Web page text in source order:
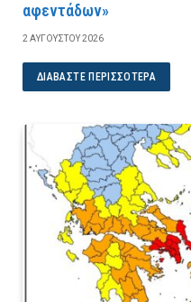
αφεντάδων»
2 ΑΥΓΟΎΣΤΟΥ 2026
ΔΙΑΒΆΣΤΕ ΠΕΡΙΣΣΌΤΕΡΑ